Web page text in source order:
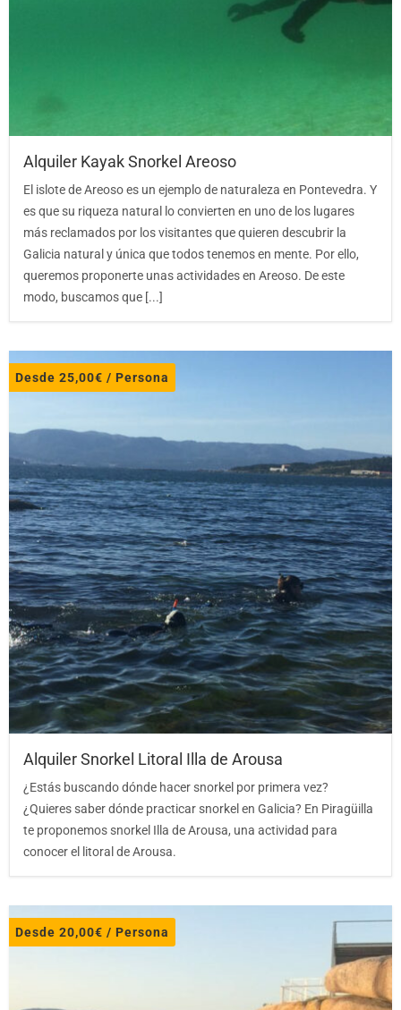
Alquiler Kayak Snorkel Areoso
El islote de Areoso es un ejemplo de naturaleza en Pontevedra. Y
es que su riqueza natural lo convierten en uno de los lugares
más reclamados por los visitantes que quieren descubrir la
Galicia natural y única que todos tenemos en mente. Por ello,
queremos proponerte unas actividades en Areoso. De este
modo, buscamos que [...]
Desde 25,00€ / Persona
Alquiler Snorkel Litoral Illa de Arousa
¿Estás buscando dónde hacer snorkel por primera vez?
¿Quieres saber dónde practicar snorkel en Galicia? En Piragüilla
te proponemos snorkel Illa de Arousa, una actividad para
conocer el litoral de Arousa.
Desde 20,00€ / Persona